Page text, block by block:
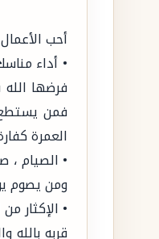
أحب
• أداء
فرضها
فمن يستطع
العمرة
• الصيام ،
ومن يصوم
• الإكثار
قربه بالله